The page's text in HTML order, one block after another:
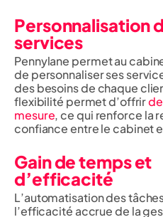
Personnalisation
services
Pennylane permet au
de personnaliser ses
des besoins de chaque
flexibilité permet d’offrir
mesure, ce qui renforce la
confiance entre le cabinet
Gain de temps et
d’efficacité
L’automatisation des
l’efficacité accrue de la